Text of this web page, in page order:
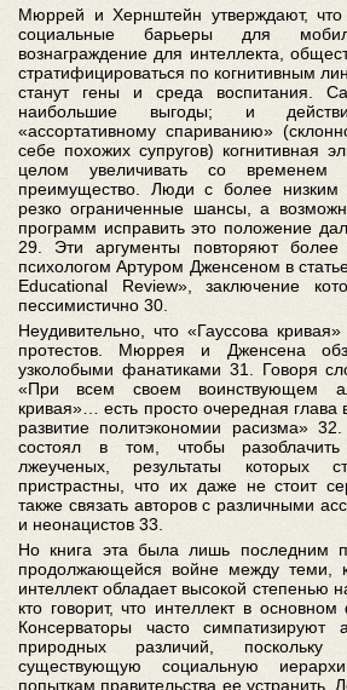
Мюррей и Хернштейн утверждают,
социальные барьеры для
вознаграждение для интеллекта,
стратифицироваться по когнитивным
станут гены и среда воспитания.
наибольшие выгоды; и
«ассортативному спариванию»
себе похожих супругов) когнитивная
целом увеличивать со временем
преимущество. Люди с более низким
резко ограниченные шансы, а
программ исправить это положение
29. Эти аргументы повторяют более
психологом Артуром Дженсеном в
Educational Review», заключение
пессимистично 30.
Неудивительно, что «Гауссова
протестов. Мюррея и Дженсена
узколобыми фанатиками 31. Говоря
«При всем своем воинствующем
кривая»… есть просто очередная
развитие политэкономии расизма»
состоял в том, чтобы
лжеученых, результаты которых
пристрастны, что их даже не стоит
также связать авторов с различными
и неонацистов 33.
Но книга эта была лишь последним
продолжающейся войне между теми,
интеллект обладает высокой степенью
кто говорит, что интеллект в
Консерваторы часто симпатизируют
природных различий, поскольку
существующую социальную
попыткам правительства ее устранить.